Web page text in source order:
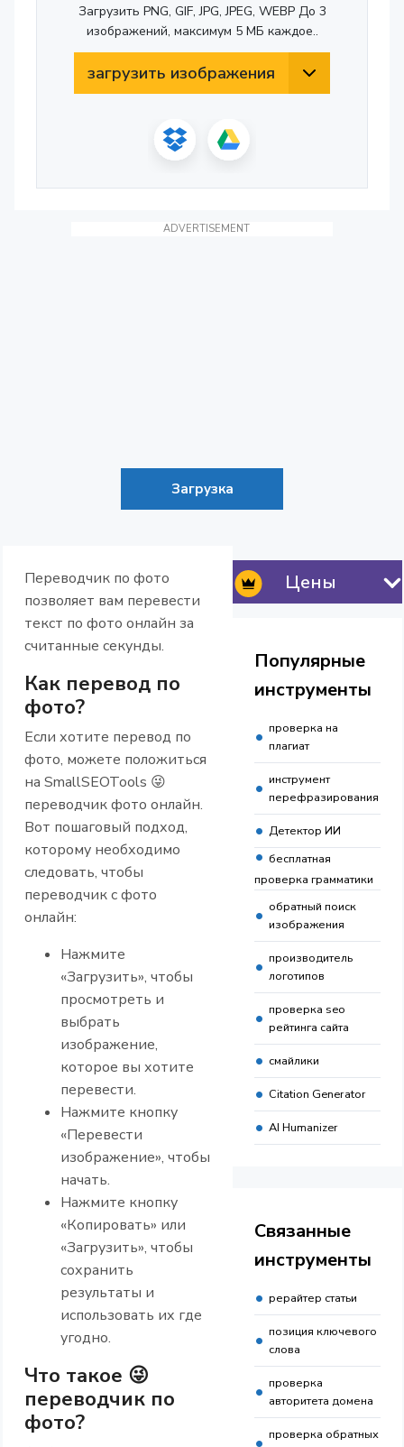
Загрузить PNG, GIF, JPG, JPEG, WEBP До 3
изображений, максимум 5 МБ каждое..
загрузить изображения
ADVERTISEMENT
Загрузка
Переводчик по фото
позволяет вам перевести
текст по фото онлайн за
считанные секунды.
Как перевод по
фото?
Если хотите перевод по
фото, можете положиться
на SmallSEOTools 😜
переводчик фото онлайн.
Вот пошаговый подход,
которому необходимо
следовать, чтобы
переводчик с фото
онлайн:
Нажмите
«Загрузить», чтобы
просмотреть и
выбрать
изображение,
которое вы хотите
перевести.
Нажмите кнопку
«Перевести
изображение», чтобы
начать.
Нажмите кнопку
«Копировать» или
«Загрузить», чтобы
сохранить
результаты и
использовать их где
угодно.
Что такое 😜
переводчик по
фото?
Цены
Популярные
инструменты
проверка на
плагиат
инструмент
перефразирования
Детектор ИИ
бесплатная
проверка грамматики
обратный поиск
изображения
производитель
логотипов
проверка seo
рейтинга сайта
смайлики
Citation Generator
AI Humanizer
Связанные
инструменты
рерайтер статьи
позиция ключевого
слова
проверка
авторитета домена
проверка обратных